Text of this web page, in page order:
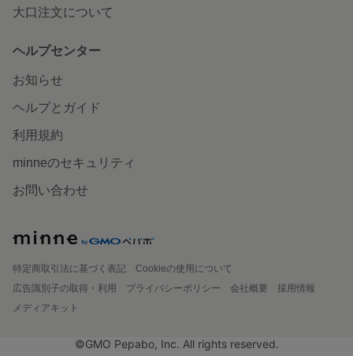
大口注文について
ヘルプセンター
お知らせ
ヘルプとガイド
利用規約
minneのセキュリティ
お問い合わせ
特定商取引法に基づく表記
Cookieの使用について
広告識別子の取得・利用
プライバシーポリシー 会社概要
採用情報
メディアキット
©GMO Pepabo, Inc. All rights reserved.